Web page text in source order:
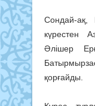
Сондай-ақ,
күрестен
Әлішер
қорғайды.